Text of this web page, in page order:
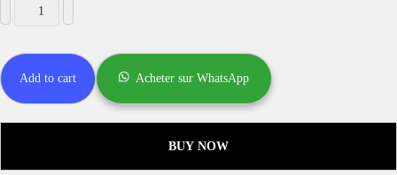
Add to cart Acheter sur WhatsApp
BUY NOW